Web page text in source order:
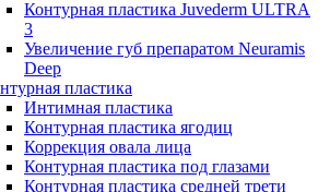
Контурная пластика Juvederm ULTRA
3
Увеличение губ препаратом Neuramis
Deep
пластика
Интимная пластика
Контурная пластика ягодиц
Коррекция овала лица
Контурная пластика под глазами
Контурная пластика средней трети